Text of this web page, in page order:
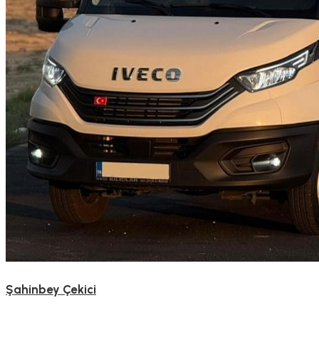
Şahinbey Çekici